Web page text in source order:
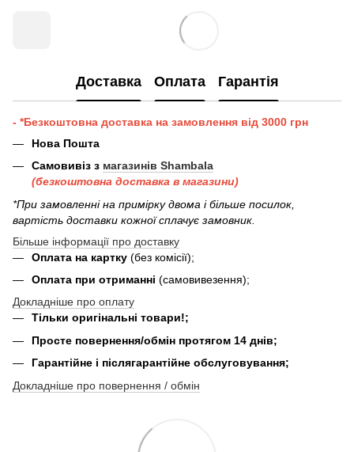
Доставка Оплата Гарантія
- *Безкоштовна доставка на замовлення від 3000 грн
Нова Пошта
Самовивіз з магазинів Shambala
(безкоштовна доставка в магазини)
*При замовленні на примірку двома і більше посилок,
вартість доставки кожної сплачує замовник.
Більше інформації про доставку
Оплата на картку (без комісії);
Оплата при отриманні (самовивезення);
Докладніше про оплату
Тільки оригінальні товари!;
Просте повернення/обмін протягом 14 днів;
Гарантійне і післягарантійне обслуговування;
Докладніше про повернення / обмін